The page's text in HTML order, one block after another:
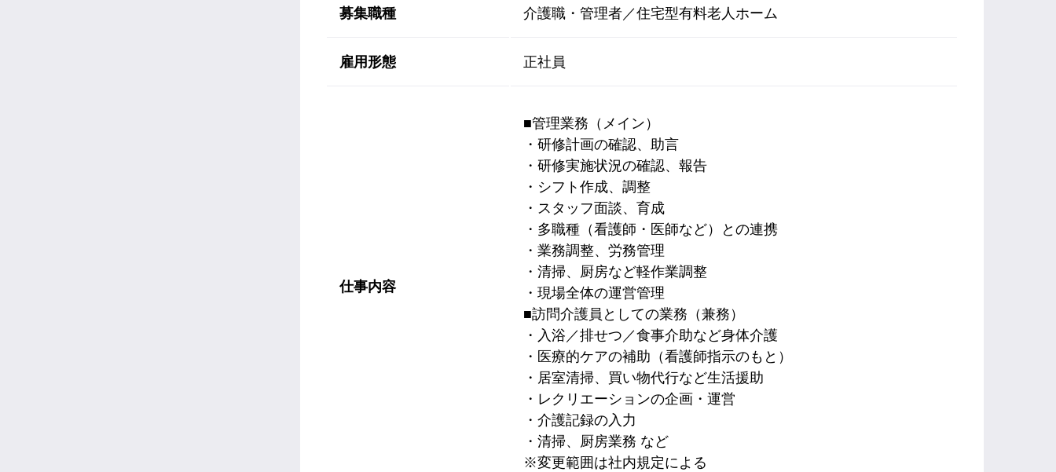
募集職種 介護職・管理者／住宅型有料老人ホーム
雇用形態 正社員
仕事内容
■管理業務（メイン）
・研修計画の確認、助言
・研修実施状況の確認、報告
・シフト作成、調整
・スタッフ面談、育成
・多職種（看護師・医師など）との連携
・業務調整、労務管理
・清掃、厨房など軽作業調整
・現場全体の運営管理
■訪問介護員としての業務（兼務）
・入浴／排せつ／食事介助など身体介護
・医療的ケアの補助（看護師指示のもと）
・居室清掃、買い物代行など生活援助
・レクリエーションの企画・運営
・介護記録の入力
・清掃、厨房業務 など
※変更範囲は社内規定による